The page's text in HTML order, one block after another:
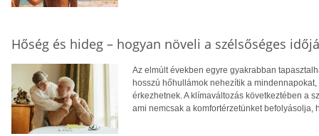
Hőség és hideg – hogyan növeli a szélsőséges
Az elmúlt években egyre gyakrabban
hosszú hőhullámok nehezítik a
érkezhetnek. A klímaváltozás következtében a
ami nemcsak a komfortérzetünket